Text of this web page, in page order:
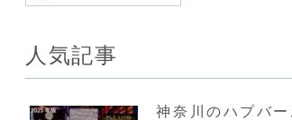
人気記事
神奈川のハプバ